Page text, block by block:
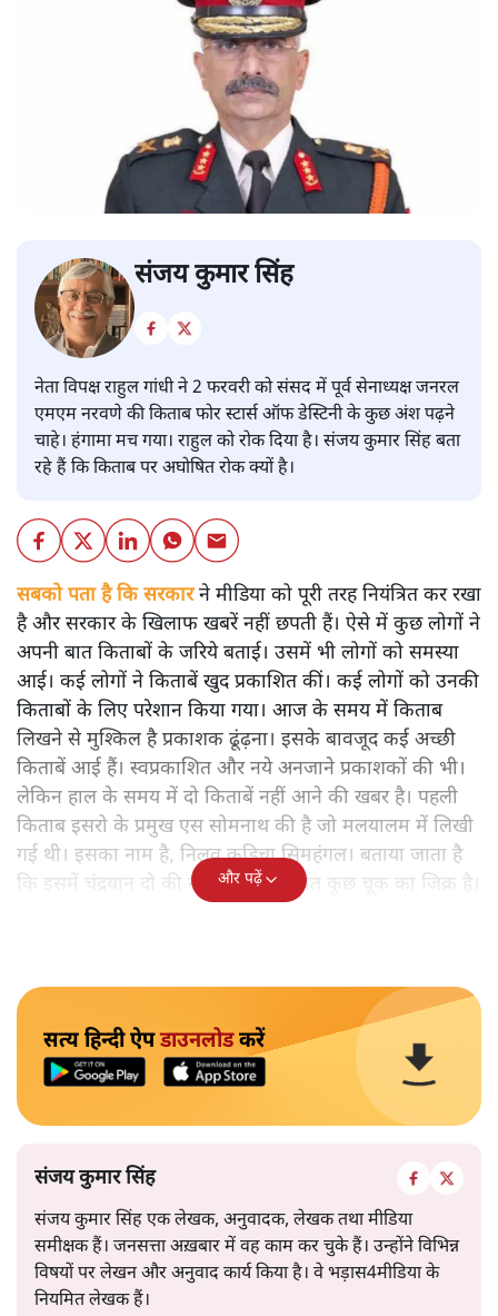
संजय कुमार सिंह
नेता विपक्ष राहुल गांधी ने 2 फरवरी को संसद में पूर्व सेनाध्यक्ष जनरल
एमएम नरवणे की किताब फोर स्टार्स ऑफ डेस्टिनी के कुछ अंश पढ़ने
चाहे। हंगामा मच गया। राहुल को रोक दिया है। संजय कुमार सिंह बता
रहे हैं कि किताब पर अघोषित रोक क्यों है।
सबको पता है कि सरकारने मीडिया को पूरी तरह नियंत्रित कर रखा
है और सरकार के खिलाफ खबरें नहीं छपती हैं। ऐसे में कुछ लोगों ने
अपनी बात किताबों के जरिये बताई। उसमें भी लोगों को समस्या
आई। कई लोगों ने किताबें खुद प्रकाशित कीं। कई लोगों को उनकी
किताबों के लिए परेशान किया गया। आज के समय में किताब
लिखने से मुश्किल है प्रकाशक ढूंढ़ना। इसके बावजूद कई अच्छी
किताबें आई हैं। स्वप्रकाशित और नये अनजाने प्रकाशकों की भी।
लेकिन हाल के समय में दो किताबें नहीं आने की खबर है। पहली
किताब इसरो के प्रमुख एस सोमनाथ की है जो मलयालम में लिखी
गई थी। इसका नाम है, निलवु कुडिचा सिमहंगल। बताया जाता है
कि इसमें चंद्रयान दो की नाकामी से संबंधित कुछ चूक का जिक्र है।
और पढ़ें
सत्य हिन्दी ऐपडाउनलोडकरें
संजय कुमार सिंह
संजय कुमार सिंह एक लेखक, अनुवादक, लेखक तथा मीडिया
समीक्षक हैं। जनसत्ता अख़बार में वह काम कर चुके हैं। उन्होंने विभिन्न
विषयों पर लेखन और अनुवाद कार्य किया है। वे भड़ास4मीडिया के
नियमित लेखक हैं।